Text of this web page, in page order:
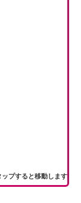
ップすると移動します